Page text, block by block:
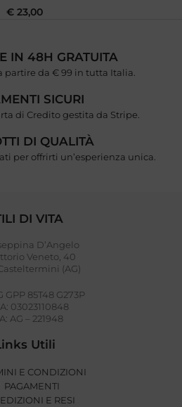
€ 23,00
IN 48H GRATUITA
partire da € 99 in tutta Italia.
SICURI
di Credito gestita da Stripe.
DI QUALITÀ
per offrirti un’esperienza unica.
DI VITA
D’Angelo
Veneto, 40
(AG)
GPP 85T48 G273P
03023110848
AG – 221948
Utili
E CONDIZIONI
PAGAMENTI
E RESI